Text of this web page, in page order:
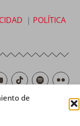
de
| POLÍTICA